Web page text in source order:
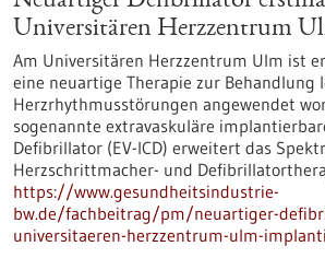
Universitären Herzzentrum
Am Universitären Herzzentrum Ulm ist
eine neuartige Therapie zur Behandlung
Herzrhythmusstörungen angewendet
sogenannte extravaskuläre
Defibrillator (EV-​ICD) erweitert das
Herzschrittmacher-​ und
https://www.gesundheitsindustrie-
bw.de/fachbeitrag/pm/neuartiger-
universitaeren-herzzentrum-ulm-